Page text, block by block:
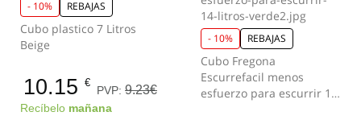
- 10% REBAJAS
Cubo plastico 7 Litros
Beige
10.15 €
PVP: 9.23€
Recíbelo mañana
- 10% REBAJAS
Cubo Fregona
Escurrefacil menos
esfuerzo para escurrir 14